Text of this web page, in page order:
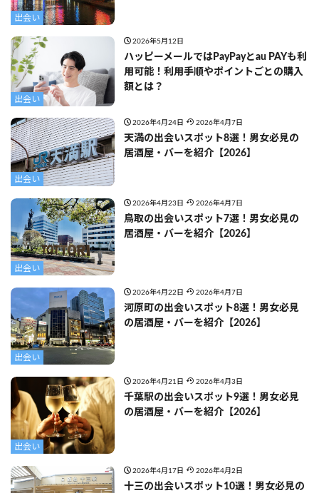
出会い
出会い
2026年5月12日
ハッピーメールではPayPayとau PAYも利
用可能！利用手順やポイントごとの購入
額とは？
出会い
2026年4月24日 2026年4月7日
天満の出会いスポット8選！男女必見の
居酒屋・バーを紹介【2026】
出会い
2026年4月23日 2026年4月7日
鳥取の出会いスポット7選！男女必見の
居酒屋・バーを紹介【2026】
出会い
2026年4月22日 2026年4月7日
河原町の出会いスポット8選！男女必見
の居酒屋・バーを紹介【2026】
出会い
2026年4月21日 2026年4月3日
千葉駅の出会いスポット9選！男女必見
の居酒屋・バーを紹介【2026】
2026年4月17日 2026年4月2日
十三の出会いスポット10選！男女必見の